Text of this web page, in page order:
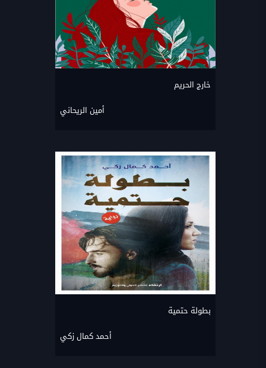
خارج الحريم
أمين الريحاني
بطولة حتمية
أحمد كمال زكي